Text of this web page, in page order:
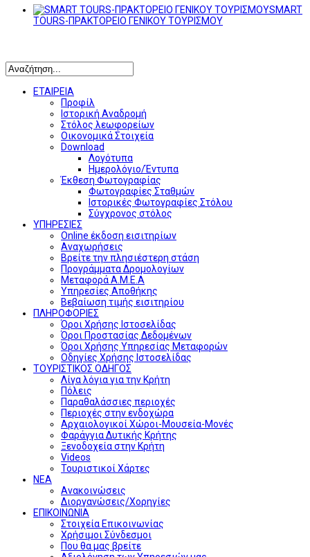
SMART
TOURS-ΠΡΑΚΤΟΡΕΙΟ ΓΕΝΙΚΟΥ ΤΟΥΡΙΣΜΟΥ
ΕΤΑΙΡΕΙΑ
Προφίλ
Ιστορική Αναδρομή
Στόλος λεωφορείων
Οικονομικά Στοιχεία
Download
Λογότυπα
Ημερολόγιο/Έντυπα
Έκθεση Φωτογραφίας
Φωτογραφίες Σταθμών
Ιστορικές Φωτογραφίες Στόλου
Σύγχρονος στόλος
ΥΠΗΡΕΣΙΕΣ
Online έκδοση εισιτηρίων
Αναχωρήσεις
Βρείτε την πλησιέστερη στάση
Προγράμματα Δρομολογίων
Μεταφορά Α.Μ.Ε.Α
Υπηρεσίες Αποθήκης
Βεβαίωση τιμής εισιτηρίου
ΠΛΗΡΟΦΟΡΙΕΣ
Όροι Χρήσης Ιστοσελίδας
Όροι Προστασίας Δεδομένων
Όροι Χρήσης Υπηρεσίας Μεταφορών
Οδηγίες Χρήσης Ιστοσελίδας
ΤΟΥΡΙΣΤΙΚΟΣ ΟΔΗΓΟΣ
Λίγα λόγια για την Κρήτη
Πόλεις
Παραθαλάσσιες περιοχές
Περιοχές στην ενδοχώρα
Αρχαιολογικοί Χώροι-Μουσεία-Μονές
Φαράγγια Δυτικής Κρήτης
Ξενοδοχεία στην Κρήτη
Videos
Τουριστικοί Χάρτες
ΝΕΑ
Ανακοινώσεις
Διοργανώσεις/Χορηγίες
ΕΠΙΚΟΙΝΩΝΙΑ
Στοιχεία Επικοινωνίας
Χρήσιμοι Σύνδεσμοι
Που θα μας βρείτε